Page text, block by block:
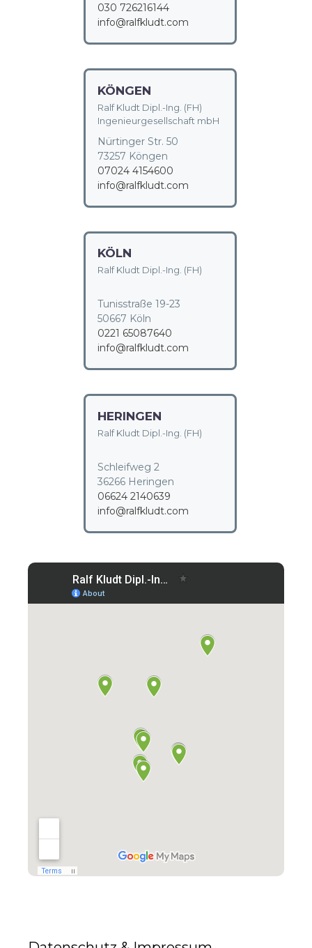
030 726216144
info@ralfkludt.com
KÖNGEN
Ralf Kludt Dipl.-Ing. (FH)
Ingenieurgesellschaft mbH
Nürtinger Str. 50
73257 Köngen
07024 4154600
info@ralfkludt.com
KÖLN
Ralf Kludt Dipl.-Ing. (FH)
Tunisstraße 19-23
50667 Köln
0221 65087640
info@ralfkludt.com
HERINGEN
Ralf Kludt Dipl.-Ing. (FH)
Schleifweg 2
36266 Heringen
06624 2140639
info@ralfkludt.com